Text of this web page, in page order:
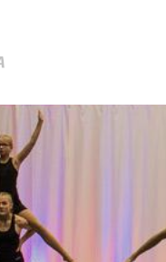
Liikunta RiVoLi